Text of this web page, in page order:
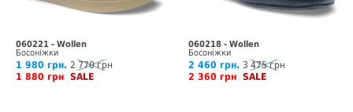
060221 - Wollen
Босоніжки
1 980 грн. 2 770 грн
1 880 грн SALE
060218 - Wollen
Босоніжки
2 460 грн. 3 475 грн
2 360 грн SALE